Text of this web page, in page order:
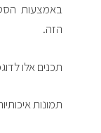
באמצעות
הזה.
תכנים אלו
תמונות